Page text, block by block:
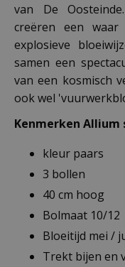
van De
creëren een
explosieve
samen een
van een kosmisch
ook wel
Kenmerken Allium
kleur paars
3 bollen
40 cm hoog
Bolmaat 10/12
Bloeitijd mei /
Trekt bijen en